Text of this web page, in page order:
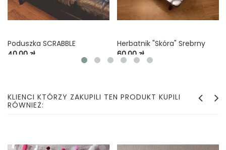
Poduszka SCRABBLE
Cena
40,00 zł
Herbatnik "skóra" Srebrny
Cena
60,00 zł
KLIENCI KTÓRZY ZAKUPILI TEN PRODUKT KUPILI
RÓWNIEŻ: